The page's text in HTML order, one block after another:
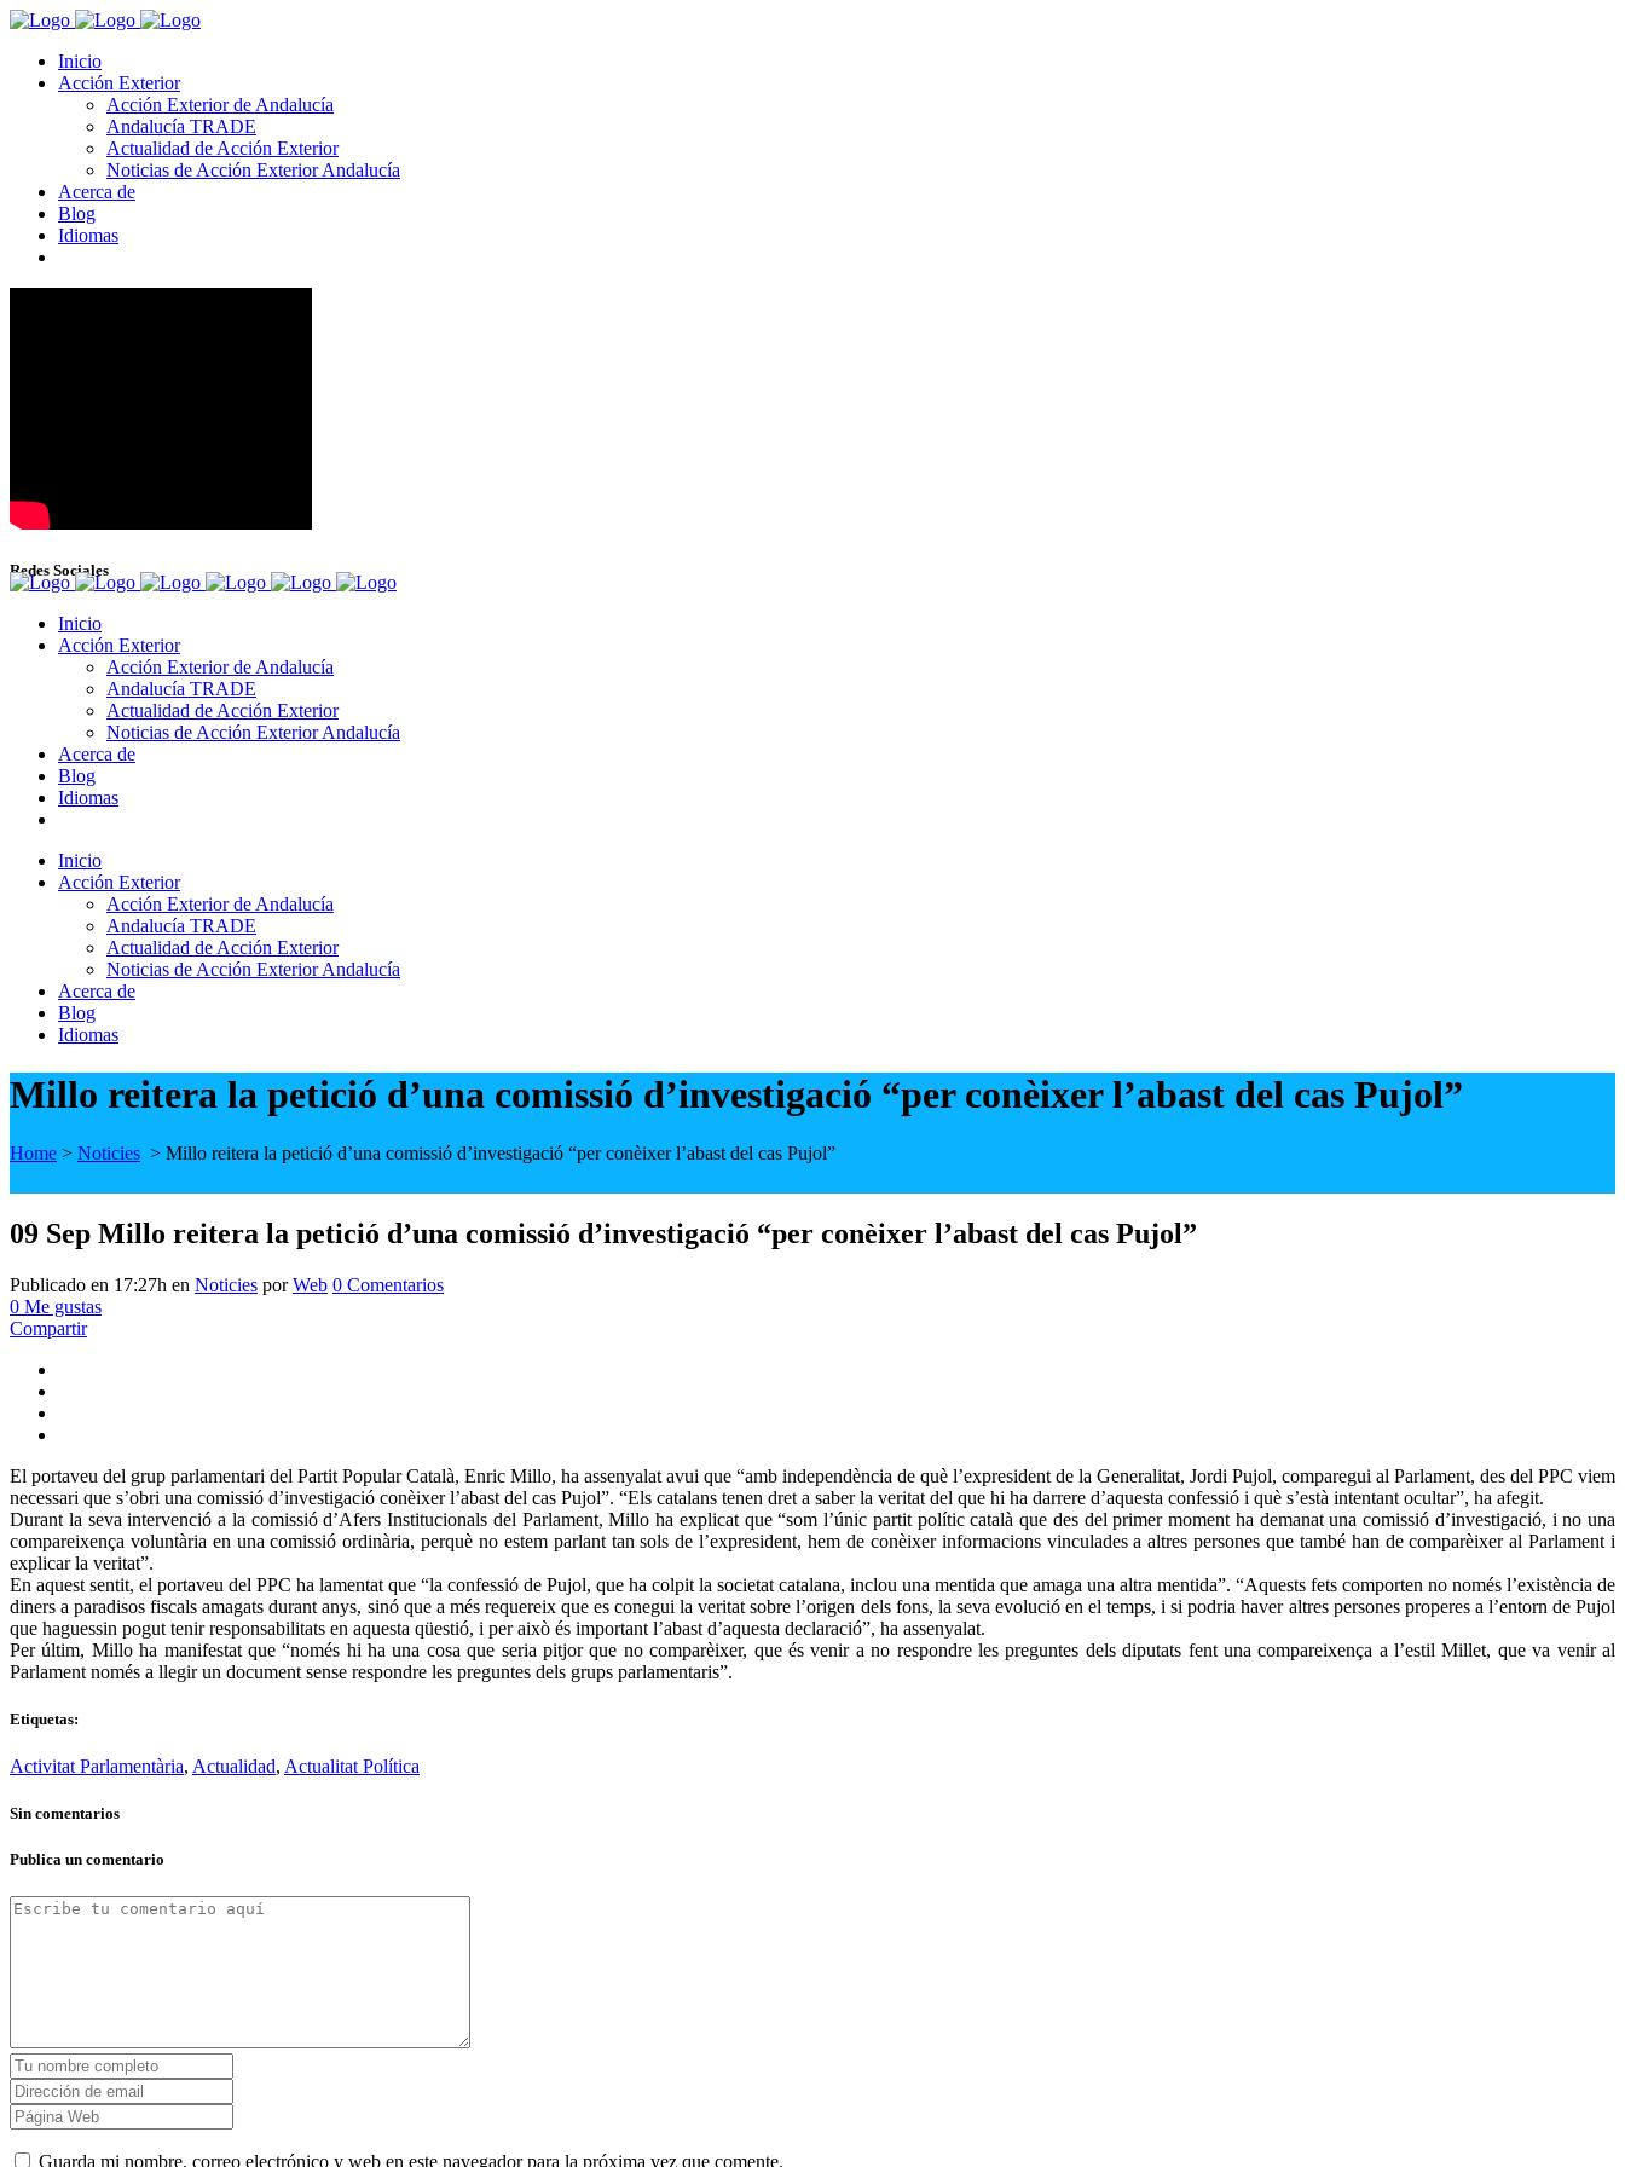
Inicio
Acción Exterior
Acción Exterior de Andalucía
Andalucía TRADE
Actualidad de Acción Exterior
Noticias de Acción Exterior Andalucía
Acerca de
Blog
Idiomas
Redes Sociales
Inicio
Acción Exterior
Acción Exterior de Andalucía
Andalucía TRADE
Actualidad de Acción Exterior
Noticias de Acción Exterior Andalucía
Acerca de
Blog
Idiomas
Inicio
Acción Exterior
Acción Exterior de Andalucía
Andalucía TRADE
Actualidad de Acción Exterior
Noticias de Acción Exterior Andalucía
Acerca de
Blog
Idiomas
Millo reitera la petició d’una comissió d’investigació “per conèixer l’abast del cas Pujol”
Home > Noticies > Millo reitera la petició d’una comissió d’investigació “per conèixer l’abast del cas Pujol”
09 Sep Millo reitera la petició d’una comissió d’investigació “per conèixer l’abast del cas Pujol”
Publicado en 17:27h en Noticies porWeb 0 Comentarios
0 Me gustas
Compartir
El portaveu del grup parlamentari del Partit Popular Català, Enric Millo, ha assenyalat avui que “amb independència de què l’expresident de la Generalitat, Jordi Pujol, comparegui al Parlament, des del PPC viem
necessari que s’obri una comissió d’investigació conèixer l’abast del cas Pujol”. “Els catalans tenen dret a saber la veritat del que hi ha darrere d’aquesta confessió i què s’està intentant ocultar”, ha afegit.
Durant la seva intervenció a la comissió d’Afers Institucionals del Parlament, Millo ha explicat que “som l’únic partit polític català que des del primer moment ha demanat una comissió d’investigació, i no una
compareixença voluntària en una comissió ordinària, perquè no estem parlant tan sols de l’expresident, hem de conèixer informacions vinculades a altres persones que també han de comparèixer al Parlament i
explicar la veritat”.
En aquest sentit, el portaveu del PPC ha lamentat que “la confessió de Pujol, que ha colpit la societat catalana, inclou una mentida que amaga una altra mentida”. “Aquests fets comporten no només l’existència de
diners a paradisos fiscals amagats durant anys, sinó que a més requereix que es conegui la veritat sobre l’origen dels fons, la seva evolució en el temps, i si podria haver altres persones properes a l’entorn de Pujol
que haguessin pogut tenir responsabilitats en aquesta qüestió, i per això és important l’abast d’aquesta declaració”, ha assenyalat.
Per últim, Millo ha manifestat que “només hi ha una cosa que seria pitjor que no comparèixer, que és venir a no respondre les preguntes dels diputats fent una compareixença a l’estil Millet, que va venir al
Parlament només a llegir un document sense respondre les preguntes dels grups parlamentaris”.
Etiquetas:
Activitat Parlamentària, Actualidad, Actualitat Política
Sin comentarios
Publica un comentario
Guarda mi nombre, correo electrónico y web en este navegador para la próxima vez que comente.